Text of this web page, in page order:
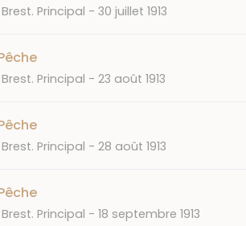
Principal DATE
30 juillet 1913
Principal DATE
23 août 1913
Principal DATE
28 août 1913
Principal DATE
18 septembre 1913